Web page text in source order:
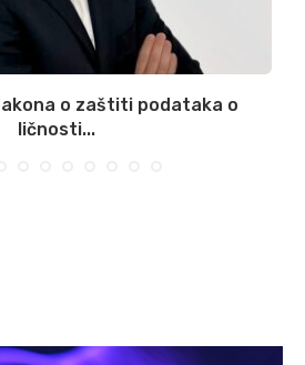
o zaštiti podataka o
ličnosti...